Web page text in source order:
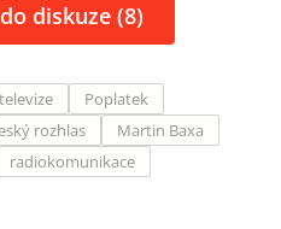
diskuze (8)
Poplatek
rozhlas
Martin Baxa
radiokomunikace